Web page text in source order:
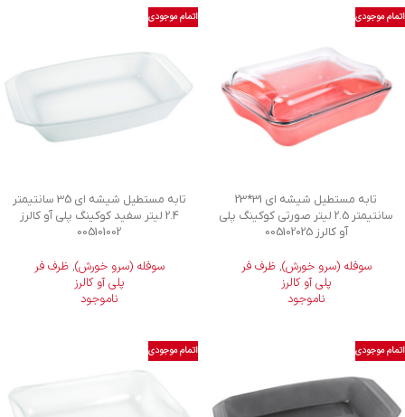
اتمام موجودی
تابه مستطیل شیشه ای 31*23
سانتیمتر 2.5 لیتر صورتی کوکینگ پلی
آو کالرز 005102025
سوفله (سرو خورش),ظرف فر
پلی آو کالرز
ناموجود
اتمام موجودی
تابه مستطیل شیشه ای 35 سانتیمتر
2.4 لیتر سفید کوکینگ پلی آو کالرز
005101002
سوفله (سرو خورش),ظرف فر
پلی آو کالرز
ناموجود
اتمام موجودی اتمام موجودی